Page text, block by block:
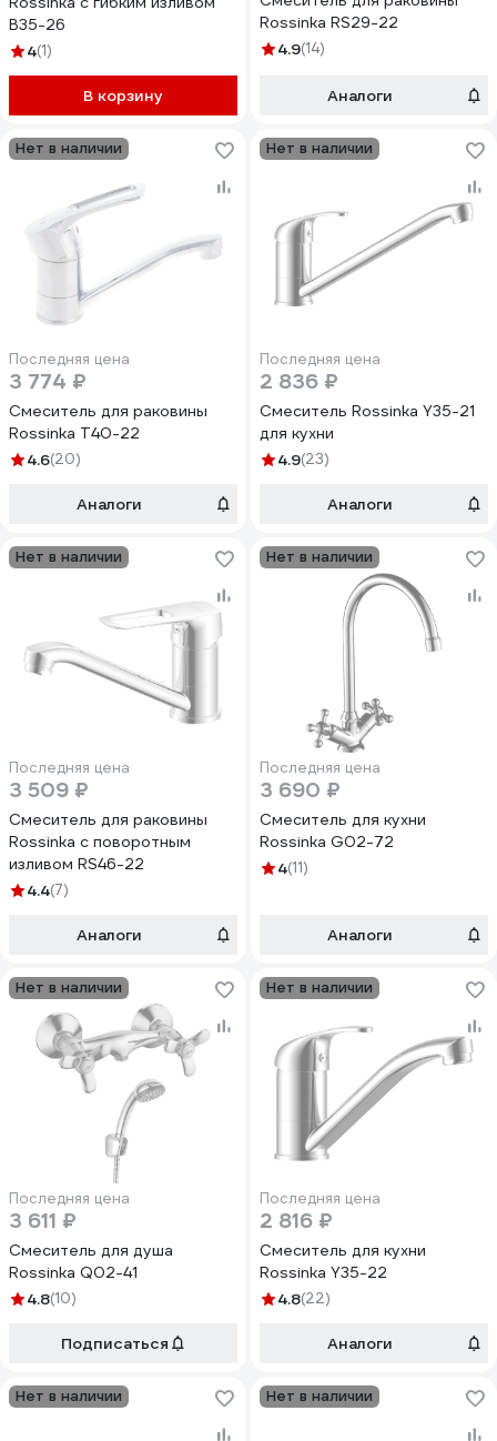
B35-26
4(1)
В корзину
Rossinka RS29-22
4.9(14)
Аналоги
Нет в наличии
Последняя цена
3 774 ₽
Смеситель для раковины
Rossinka T40-22
4.6(20)
Аналоги
Нет в наличии
Последняя цена
2 836 ₽
Смеситель Rossinka Y35-21
для кухни
4.9(23)
Аналоги
Нет в наличии
Последняя цена
3 509 ₽
Смеситель для раковины
Rossinka с поворотным
изливом RS46-22
4.4(7)
Аналоги
Нет в наличии
Последняя цена
3 690 ₽
Смеситель для кухни
Rossinka G02-72
4(11)
Аналоги
Нет в наличии
Последняя цена
3 611 ₽
Смеситель для душа
Rossinka Q02-41
4.8(10)
Подписаться
Нет в наличии
Последняя цена
2 816 ₽
Смеситель для кухни
Rossinka Y35-22
4.8(22)
Аналоги
Нет в наличии Нет в наличии